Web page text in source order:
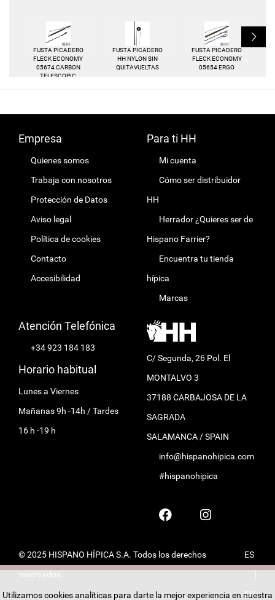
FUSTA PICADERO
FLECK ECONOMY
05674 CARBON
TELESCOPIC
FUSTA PICADERO
HH NYLON SIN
QUITAVUELTAS
FUSTA PICADERO
FLECK ECONOMY
05654 ERGO
L
Empresa
Quienes somos
Trabaja con nosotros
Protección de Datos
Aviso legal
Política de cookies
Contacto
Accesibilidad
Para ti HH
Mi cuenta
Cómo ser distribuidor
HH
Herrador ¿Quieres ser de
Hispano Farrier?
Encuentra tu tienda
hípica
Marcas
Atención Telefónica
+34 923 184 183
Horario habitual
Lunes a Viernes
Mañanas 9h -14h / Tardes
16 h -19 h
C/ Segunda, 26 Pol. El
MONTALVO 3
37188 CARBAJOSA DE LA
SAGRADA
SALAMANCA / SPAIN
info@hispanohipica.com
#hispanohipica
© 2025 HISPANO HÍPICA S.A. Todos los derechos
reservados.
ES
EN
Utilizamos cookies analíticas para darte la mejor experiencia en nuestra